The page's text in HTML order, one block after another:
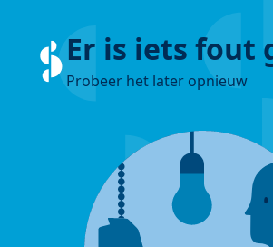
Er is iets fout
Probeer het later opnieuw